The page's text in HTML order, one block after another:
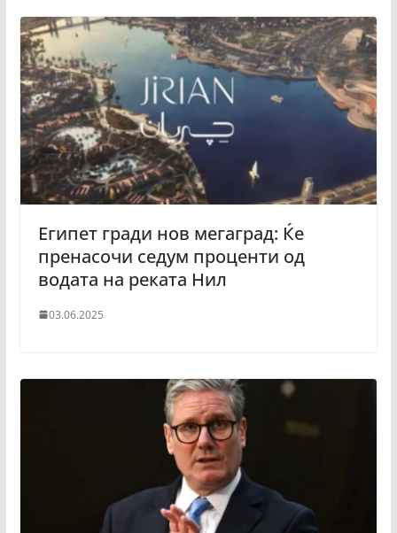
Египет гради нов мегаград: Ќе
пренасочи седум проценти од
водата на реката Нил
03.06.2025